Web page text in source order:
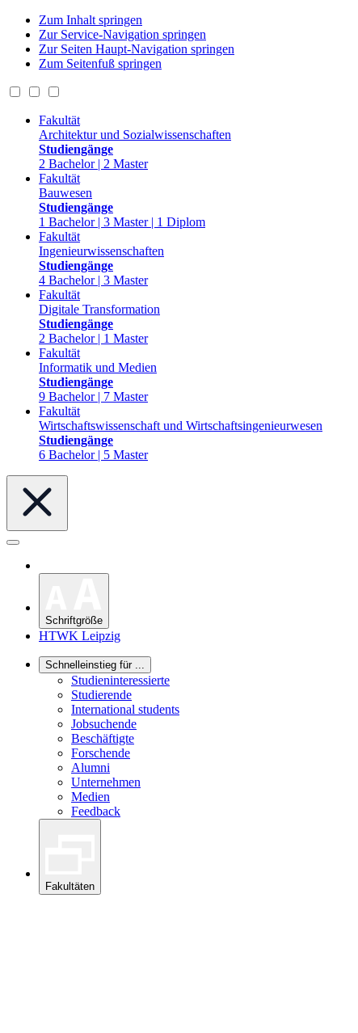
Zum Inhalt springen
Zur Service-Navigation springen
Zur Seiten Haupt-Navigation springen
Zum Seitenfuß springen
Fakultät
Architektur und Sozialwissenschaften
Studiengänge
2 Bachelor | 2 Master
Fakultät
Bauwesen
Studiengänge
1 Bachelor | 3 Master | 1 Diplom
Fakultät
Ingenieurwissenschaften
Studiengänge
4 Bachelor | 3 Master
Fakultät
Digitale Transformation
Studiengänge
2 Bachelor | 1 Master
Fakultät
Informatik und Medien
Studiengänge
9 Bachelor | 7 Master
Fakultät
Wirtschaftswissenschaft und Wirtschaftsingenieurwesen
Studiengänge
6 Bachelor | 5 Master
Schriftgröße
HTWK Leipzig
Schnelleinstieg für ...
Studieninteressierte
Studierende
International students
Jobsuchende
Beschäftigte
Forschende
Alumni
Unternehmen
Medien
Feedback
Fakultäten